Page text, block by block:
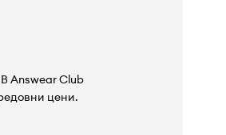
Answear Club
цени.